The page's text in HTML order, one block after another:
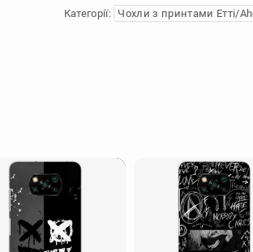
Категорії: Чохли з принтами Етті/